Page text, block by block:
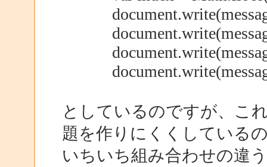
としているのですが、こ
題を作りにくくしている
いちいち組み合わせの違